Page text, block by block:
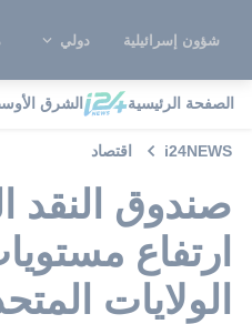
شؤون إسرائيلية دولي
الصفحة الرئيسية الشرق
i24NEWS اقتصاد
صندوق النقد
ارتفاع
الولايات